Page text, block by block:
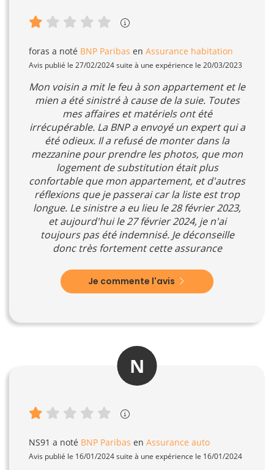
foras a noté BNP Paribas en Assurance habitation
Avis publié le 27/02/2024 suite à une expérience le 20/03/2023
Mon voisin a mit le feu à son appartement et le
mien a été sinistré à cause de la suie. Toutes
mes affaires et matériels ont été
irrécupérable. La BNP a envoyé un expert qui a
été odieux. Il a refusé de monter dans la
mezzanine pour prendre les photos, que mon
logement de substitution était plus
confortable que mon appartement, et d'autres
réflexions que je passerai car la liste est trop
longue. Le sinistre a eu lieu le 28 février 2023,
et aujourd'hui le 27 février 2024, je n'ai
toujours pas été indemnisé. Je déconseille
donc très fortement cette assurance
Je commente l'avis
N
NS91 a noté BNP Paribas en Assurance auto
Avis publié le 16/01/2024 suite à une expérience le 16/01/2024